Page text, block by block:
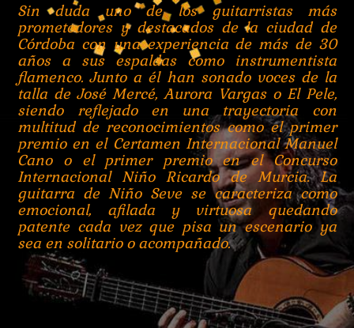
Sin duda uno de los guitarristas más
prometedores y destacados de la ciudad de
Córdoba con una experiencia de más de 30
años a sus espaldas como instrumentista
flamenco. Junto a él han sonado voces de la
talla de José Mercé, Aurora Vargas o El Pele,
siendo reflejado en una trayectoria con
multitud de reconocimientos como el primer
premio en el Certamen Internacional Manuel
Cano o el primer premio en el Concurso
Internacional Niño Ricardo de Murcia. La
guitarra de Niño Seve se caracteriza como
emocional, afilada y virtuosa quedando
patente cada vez que pisa un escenario ya
sea en solitario o acompañado.